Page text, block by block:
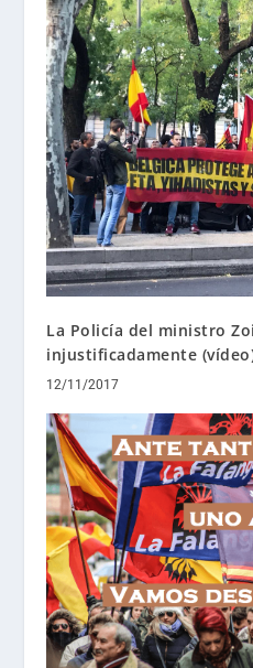
La Policía del ministro
injustificadamente
12/11/2017